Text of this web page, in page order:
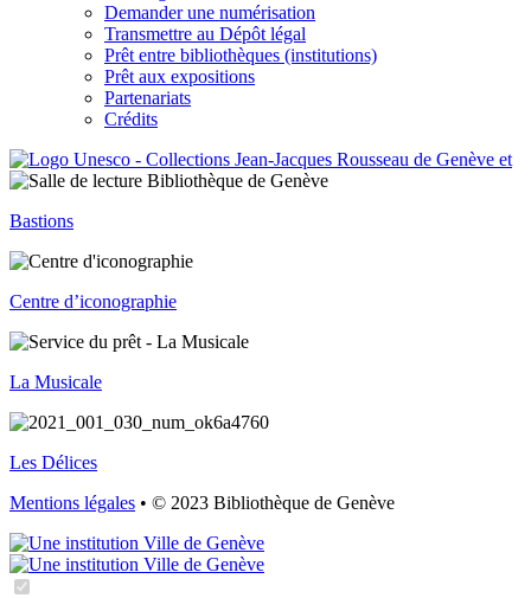
Demander une numérisation
Transmettre au Dépôt légal
Prêt entre bibliothèques (institutions)
Prêt aux expositions
Partenariats
Crédits
Bastions
Centre d’iconographie
La Musicale
Les Délices
Mentions légales • © 2023 Bibliothèque de Genève